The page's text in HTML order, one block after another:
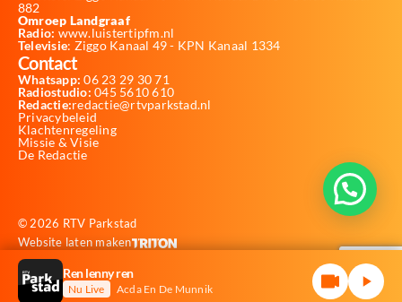
882
Omroep Landgraaf
Radio: www.luistertipfm.nl
Televisie: Ziggo Kanaal 49 - KPN Kanaal 1334
Contact
Whatsapp: 06 23 29 30 71
Radiostudio: 045 5610 610
Redactie:redactie@rtvparkstad.nl
Privacybeleid
Klachtenregeling
Missie & Visie
De Redactie
© 2026 RTV Parkstad
Website laten maken
Ren lenny ren
Nu Live Acda En De Munnik